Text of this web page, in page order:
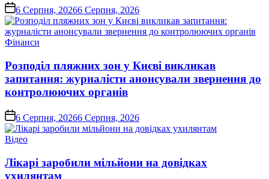
on6 Серпня, 20266 Серпня, 2026
Опублікувати
Фінанси
Розподіл пляжних зон у Києві викликав
запитання: журналісти анонсували звернення до
контролюючих органів
on6 Серпня, 20266 Серпня, 2026
Опублікувати
Відео
Лікарі заробили мільйони на довідках
ухилянтам